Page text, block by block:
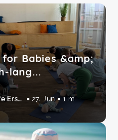
Babies &amp;
lang...
von Lütt & Safe Erste Hilfe am Baby und Kind 27. Jun 1 m